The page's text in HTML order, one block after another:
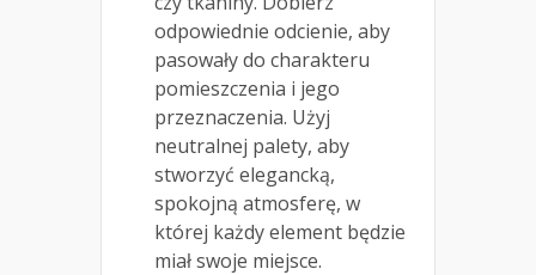
odpowiednie odcienie, aby
pasowały do charakteru
pomieszczenia i jego
przeznaczenia. Użyj
neutralnej palety, aby
stworzyć elegancką,
spokojną atmosferę, w
której każdy element będzie
miał swoje miejsce.